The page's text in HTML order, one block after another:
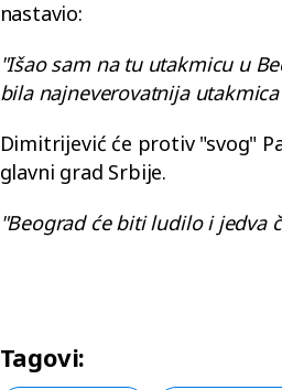
nastavio:
"Išao sam na tu utakmicu u
bila najneverovatnija
Dimitrijević će protiv "svog"
glavni grad Srbije.
"Beograd će biti ludilo i jedva
Tagovi: